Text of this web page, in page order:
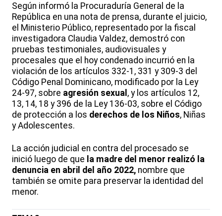
Según informó la Procuraduría General de la
República en una nota de prensa, durante el juicio,
el Ministerio Público, representado por la fiscal
investigadora Claudia Valdez, demostró con
pruebas testimoniales, audiovisuales y
procesales que el hoy condenado incurrió en la
violación de los artículos 332-1, 331 y 309-3 del
Código Penal Dominicano, modificado por la Ley
24-97, sobre agresión sexual , y los artículos 12,
13, 14, 18 y 396 de la Ley 136-03, sobre el Código
de protección a los derechos de los Niños, Niñas
y Adolescentes.
La acción judicial en contra del procesado se
inició luego de que la madre del menor realizó la
denuncia en abril del año 2022, nombre que
también se omite para preservar la identidad del
menor.